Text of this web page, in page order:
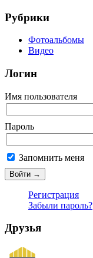
Рубрики
Фотоальбомы
Видео
Логин
Имя пользователя
Пароль
Запомнить меня
Регистрация
Забыли пароль?
Друзья